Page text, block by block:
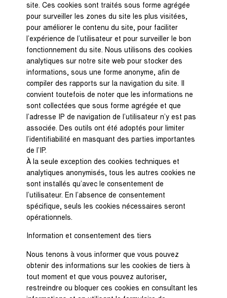
site. Ces cookies sont traités sous forme agrégée
pour surveiller les zones du site les plus visitées,
pour améliorer le contenu du site, pour faciliter
l’expérience de l’utilisateur et pour surveiller le bon
fonctionnement du site. Nous utilisons des cookies
analytiques sur notre site web pour stocker des
informations, sous une forme anonyme, afin de
compiler des rapports sur la navigation du site. Il
convient toutefois de noter que les informations ne
sont collectées que sous forme agrégée et que
l’adresse IP de navigation de l’utilisateur n’y est pas
associée. Des outils ont été adoptés pour limiter
l’identifiabilité en masquant des parties importantes
de l’IP.
À la seule exception des cookies techniques et
analytiques anonymisés, tous les autres cookies ne
sont installés qu’avec le consentement de
l’utilisateur. En l’absence de consentement
spécifique, seuls les cookies nécessaires seront
opérationnels.
Information et consentement des tiers
Nous tenons à vous informer que vous pouvez
obtenir des informations sur les cookies de tiers à
tout moment et que vous pouvez autoriser,
restreindre ou bloquer ces cookies en consultant les